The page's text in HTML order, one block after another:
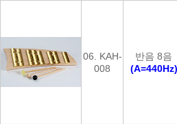
06. KAH-
008
반음 8음
(A=440Hz)